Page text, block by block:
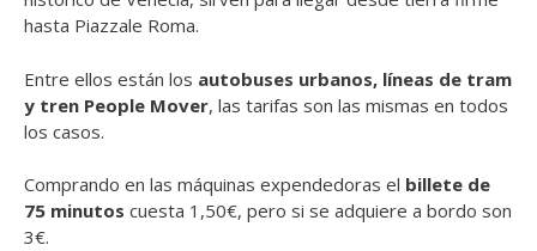
hasta Piazzale Roma.
Entre ellos están los autobuses urbanos, líneas de tram
y tren People Mover, las tarifas son las mismas en todos
los casos.
Comprando en las máquinas expendedoras el billete de
75 minutos cuesta 1,50€, pero si se adquiere a bordo son
3€.